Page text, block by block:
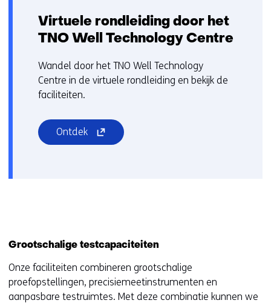
k
u
i
deze
website
worden
of
geweigerd.
Virtuele rondleiding door het
TNO Well Technology Centre
Wandel door het TNO Well Technology
Centre in de virtuele rondleiding en bekijk de
faciliteiten.
Ontdek(opent
in
website)
Grootschalige testcapaciteiten
Onze faciliteiten combineren grootschalige
proefopstellingen, precisiemeetinstrumenten en
aanpasbare testruimtes. Met deze combinatie kunnen we